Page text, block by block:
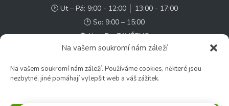
Na vašem soukromí nám záleží
Na vašem soukromí nám záleží. Používáme cookies, některé jsou
nezbytné, jiné pomáhají vylepšit web a váš zážitek.
🕑 Ut – Pá: 9:00 - 12:00 │ 13:00 - 17:00
🕑 So: 9:00 – 15:00
🚫 Ne - Po: ZAVŘENO
✉️ e-shop@zcstrakovo.cz